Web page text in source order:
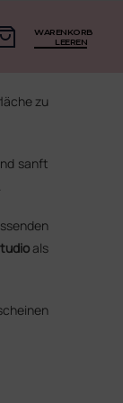
WARENKORB
LEEREN
zu
sanft
als